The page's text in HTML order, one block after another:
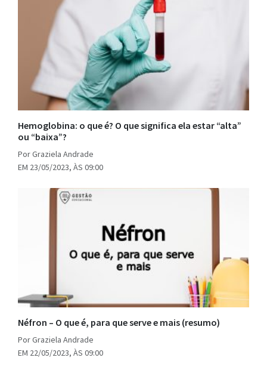
Hemoglobina: o que é? O que significa ela estar “alta”
ou “baixa”?
Por Graziela Andrade
EM 23/05/2023, ÀS 09:00
Néfron – O que é, para que serve e mais (resumo)
Por Graziela Andrade
EM 22/05/2023, ÀS 09:00